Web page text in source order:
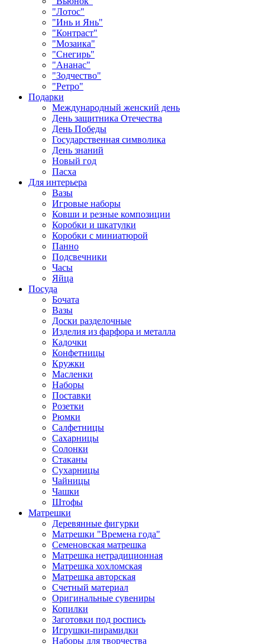
"Лотос"
"Инь и Янь"
"Контраст"
"Мозаика"
"Снегирь"
"Ананас"
"Зодчество"
"Ретро"
Подарки
Международный женский день
День защитника Отечества
День Победы
Государственная символика
День знаний
Новый год
Пасха
Для интерьера
Вазы
Игровые наборы
Ковши и резные композиции
Коробки и шкатулки
Коробки с миниатюрой
Панно
Подсвечники
Часы
Яйца
Посуда
Бочата
Вазы
Доски разделочные
Изделия из фарфора и металла
Кадочки
Конфетницы
Кружки
Масленки
Наборы
Поставки
Розетки
Рюмки
Салфетницы
Сахарницы
Солонки
Стаканы
Сухарницы
Чайницы
Чашки
Штофы
Матрешки
Деревянные фигурки
Матрешки "Времена года"
Семеновская матрешка
Матрешка нетрадиционная
Матрешка хохломская
Матрешка авторская
Счетный материал
Оригинальные сувениры
Копилки
Заготовки под роспись
Игрушки-пирамидки
Наборы для творчества